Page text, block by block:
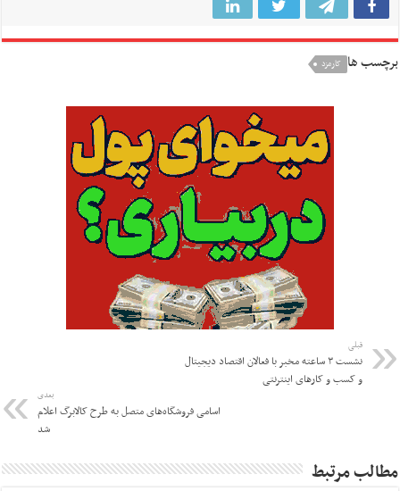
برچسب ها کارمزد
قبلی
نشست ۳ ساعته مخبر با فعالان اقتصاد دیجیتال
و کسب و کارهای اینترنتی
بعدی
اسامی فروشگاه‌های متصل به طرح کالابرگ اعلام
شد
مطالب مرتبط